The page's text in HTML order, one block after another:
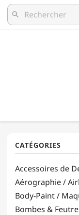
search
Accessoires de
Aérographie /
Body-Paint /
Bombes &